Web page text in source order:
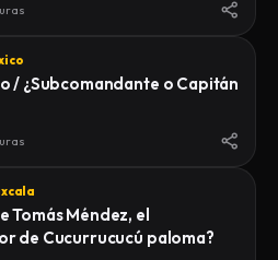
/ ¿Subcomandante o Capitán
Tomás Méndez, el
de Cucurrucucú paloma?